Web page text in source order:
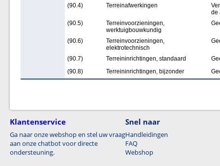
(90.4)
Terreinafwerkingen
de
(90.5)
Terreinvoorzieningen,
werktuigbouwkundig
(90.6)
Terreinvoorzieningen,
elektrotechnisch
(90.7) Terreininrichtingen, standaard
(90.8)
Terreininrichtingen, bijzonder
Klantenservice
Ga naar onze webshop en stel uw vraag
aan onze chatbot voor directe
ondersteuning.
Snel naar
Handleidingen
FAQ
Webshop